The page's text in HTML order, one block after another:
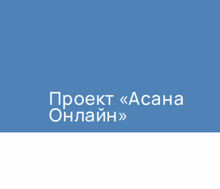
Проект «Асана
Онлайн»